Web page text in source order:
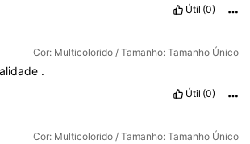
Útil (0)
Cor: Multicolorido / Tamanho: Tamanho Único
.
Útil (0)
Cor: Multicolorido / Tamanho: Tamanho Único